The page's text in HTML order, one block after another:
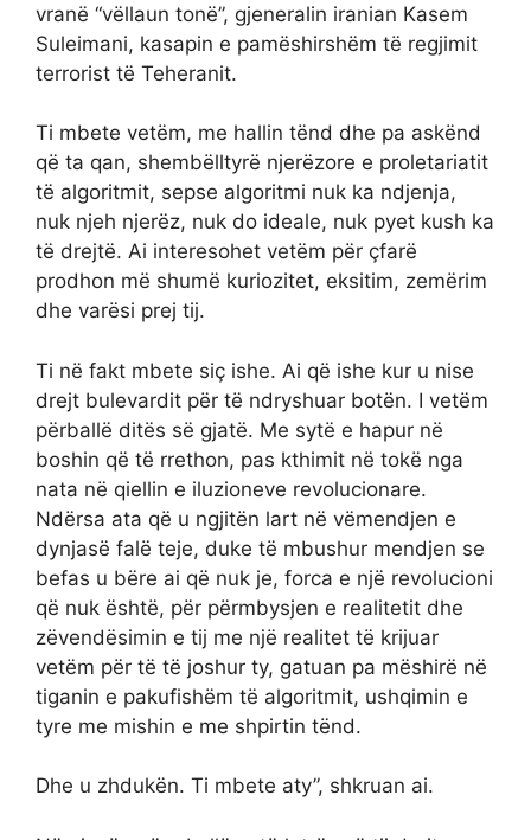
vranë “vëllaun tonë”, gjeneralin iranian Kasem
Suleimani, kasapin e pamëshirshëm të regjimit
terrorist të Teheranit.
Ti mbete vetëm, me hallin tënd dhe pa askënd
që ta qan, shembëlltyrë njerëzore e proletariatit
të algoritmit, sepse algoritmi nuk ka ndjenja,
nuk njeh njerëz, nuk do ideale, nuk pyet kush ka
të drejtë. Ai interesohet vetëm për çfarë
prodhon më shumë kuriozitet, eksitim, zemërim
dhe varësi prej tij.
Ti në fakt mbete siç ishe. Ai që ishe kur u nise
drejt bulevardit për të ndryshuar botën. I vetëm
përballë ditës së gjatë. Me sytë e hapur në
boshin që të rrethon, pas kthimit në tokë nga
nata në qiellin e iluzioneve revolucionare.
Ndërsa ata që u ngjitën lart në vëmendjen e
dynjasë falë teje, duke të mbushur mendjen se
befas u bëre ai që nuk je, forca e një revolucioni
që nuk është, për përmbysjen e realitetit dhe
zëvendësimin e tij me një realitet të krijuar
vetëm për të të joshur ty, gatuan pa mëshirë në
tiganin e pakufishëm të algoritmit, ushqimin e
tyre me mishin e me shpirtin tënd.
Dhe u zhdukën. Ti mbete aty”, shkruan ai.